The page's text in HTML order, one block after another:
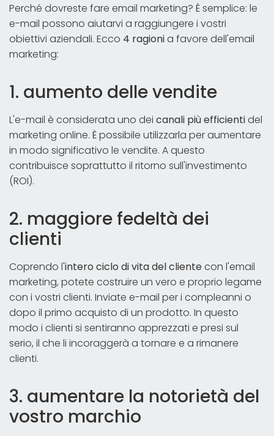
Perché dovreste fare email marketing? È semplice: le
e-mail possono aiutarvi a raggiungere i vostri
obiettivi aziendali. Ecco 4 ragionia favore dell'email
marketing:
1. aumento delle vendite
L'e-mail è considerata uno dei canali più efficientidel
marketing online. È possibile utilizzarla per aumentare
in modo significativo le vendite. A questo
contribuisce soprattutto il ritorno sull'investimento
(ROI).
2. maggiore fedeltà dei
clienti
Coprendo l'intero ciclo di vita del clientecon l'email
marketing, potete costruire un vero e proprio legame
con i vostri clienti. Inviate e-mail per i compleanni o
dopo il primo acquisto di un prodotto. In questo
modo i clienti si sentiranno apprezzati e presi sul
serio, il che li incoraggerà a tornare e a rimanere
clienti.
3. aumentare la notorietà del
vostro marchio